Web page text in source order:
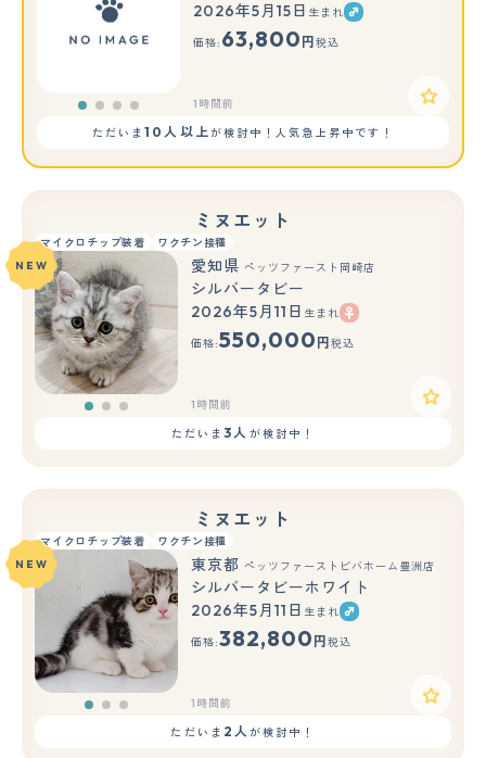
2026年5月15日 生まれ
価格: 63,800 円 税込
1時間前
ただいま10人以上が検討中！人気急上昇中です！
ミヌエット
マイクロチップ装着 ワクチン接種
もっと見る
NEW 愛知県 ペッツファースト岡崎店
シルバータビー
2026年5月11日 生まれ
価格:550,000 円 税込
1時間前
ただいま3人 が検討中！
ミヌエット
マイクロチップ装着 ワクチン接種
もっと見る
NEW 東京都 ペッツファーストビバホーム豊洲店
シルバータビーホワイト
2026年5月11日 生まれ
価格:382,800 円 税込
1時間前
ただいま 2人が検討中！